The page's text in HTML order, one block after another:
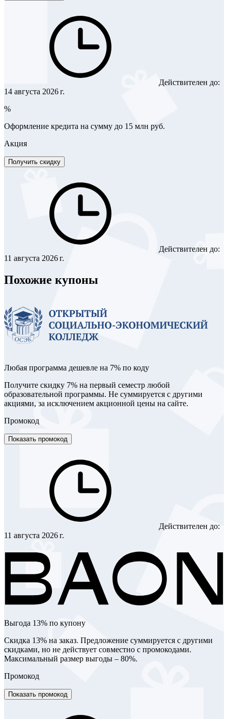
Действителен до:
14 августа 2026 г.
%
Оформление кредита на сумму до 15 млн руб.
Акция
Получить скидку
Действителен до:
11 августа 2026 г.
Похожие купоны
Любая программа дешевле на 7% по коду
Получите скидку 7% на первый семестр любой
образовательной программы. Не суммируется с другими
акциями, за исключением акционной цены на сайте.
Промокод
Показать промокод
Действителен до:
11 августа 2026 г.
Выгода 13% по купону
Скидка 13% на заказ. Предложение суммируется с другими
скидками, но не действует совместно с промокодами.
Максимальный размер выгоды – 80%.
Промокод
Показать промокод